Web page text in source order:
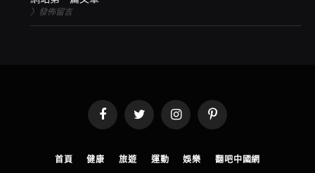
此外，警方披露曾有人利用假冒慈善机构网页，诱骗市民